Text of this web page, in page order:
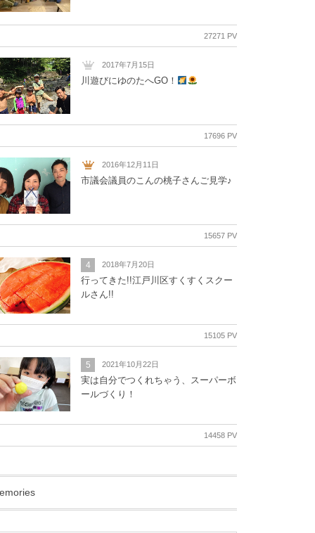
27271 PV
2017年7月15日
川遊びにゆのたへGO！
17696 PV
2016年12月11日
市議会議員のこんの桃子さんご見学♪
15657 PV
4 2018年7月20日
行ってきた!!江戸川区すくすくスクー
ルさん!!
15105 PV
5 2021年10月22日
実は自分でつくれちゃう、スーパーボ
ールづくり！
14458 PV